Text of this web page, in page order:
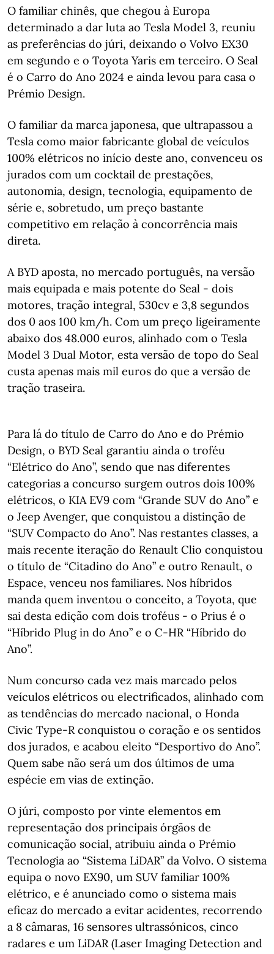
O familiar chinês, que chegou à Europa
determinado a dar luta ao Tesla Model 3, reuniu
as preferências do júri, deixando o Volvo EX30
em segundo e o Toyota Yaris em terceiro. O Seal
é o Carro do Ano 2024 e ainda levou para casa o
Prémio Design.
O familiar da marca japonesa, que ultrapassou a
Tesla como maior fabricante global de veículos
100% elétricos no início deste ano, convenceu os
jurados com um cocktail de prestações,
autonomia, design, tecnologia, equipamento de
série e, sobretudo, um preço bastante
competitivo em relação à concorrência mais
direta.
A BYD aposta, no mercado português, na versão
mais equipada e mais potente do Seal - dois
motores, tração integral, 530cv e 3,8 segundos
dos 0 aos 100 km/h. Com um preço ligeiramente
abaixo dos 48.000 euros, alinhado com o Tesla
Model 3 Dual Motor, esta versão de topo do Seal
custa apenas mais mil euros do que a versão de
tração traseira.
Para lá do título de Carro do Ano e do Prémio
Design, o BYD Seal garantiu ainda o troféu
“Elétrico do Ano”, sendo que nas diferentes
categorias a concurso surgem outros dois 100%
elétricos, o KIA EV9 com “Grande SUV do Ano” e
o Jeep Avenger, que conquistou a distinção de
“SUV Compacto do Ano”. Nas restantes classes, a
mais recente iteração do Renault Clio conquistou
o título de “Citadino do Ano” e outro Renault, o
Espace, venceu nos familiares. Nos híbridos
manda quem inventou o conceito, a Toyota, que
sai desta edição com dois troféus - o Prius é o
“Híbrido Plug in do Ano” e o C-HR “Híbrido do
Ano”.
Num concurso cada vez mais marcado pelos
veículos elétricos ou electrificados, alinhado com
as tendências do mercado nacional, o Honda
Civic Type-R conquistou o coração e os sentidos
dos jurados, e acabou eleito “Desportivo do Ano”.
Quem sabe não será um dos últimos de uma
espécie em vias de extinção.
O júri, composto por vinte elementos em
representação dos principais órgãos de
comunicação social, atribuiu ainda o Prémio
Tecnologia ao “Sistema LiDAR” da Volvo. O sistema
equipa o novo EX90, um SUV familiar 100%
elétrico, e é anunciado como o sistema mais
eficaz do mercado a evitar acidentes, recorrendo
a 8 câmaras, 16 sensores ultrassónicos, cinco
radares e um LiDAR (Laser Imaging Detection and